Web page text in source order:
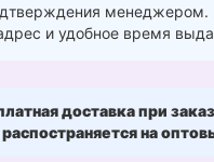
и удобное время
доставка при
распостраняется на